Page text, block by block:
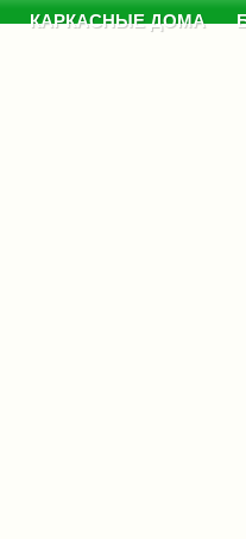
КАРКАСНЫЕ ДОМА